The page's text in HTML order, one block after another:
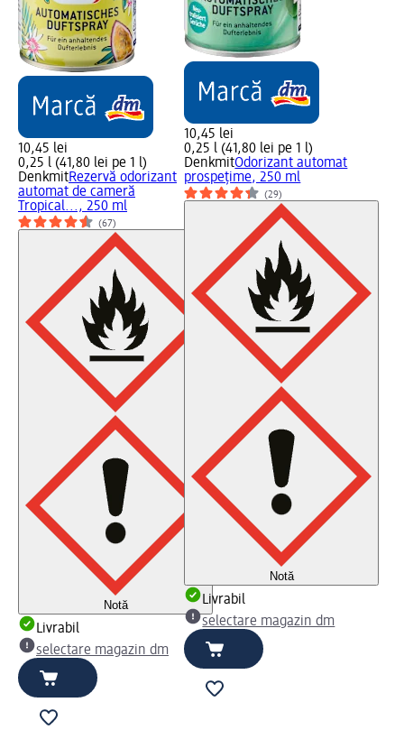
10,45 lei
0,25 l (41,80 lei pe 1 l)
DenkmitRezervă odorizant
automat de cameră
Tropical..., 250 ml
(67)
Notă
Livrabil
selectare magazin dm
10,45 lei
0,25 l (41,80 lei pe 1 l)
DenkmitOdorizant automat
prospețime, 250 ml
(29)
Notă
Livrabil
selectare magazin dm